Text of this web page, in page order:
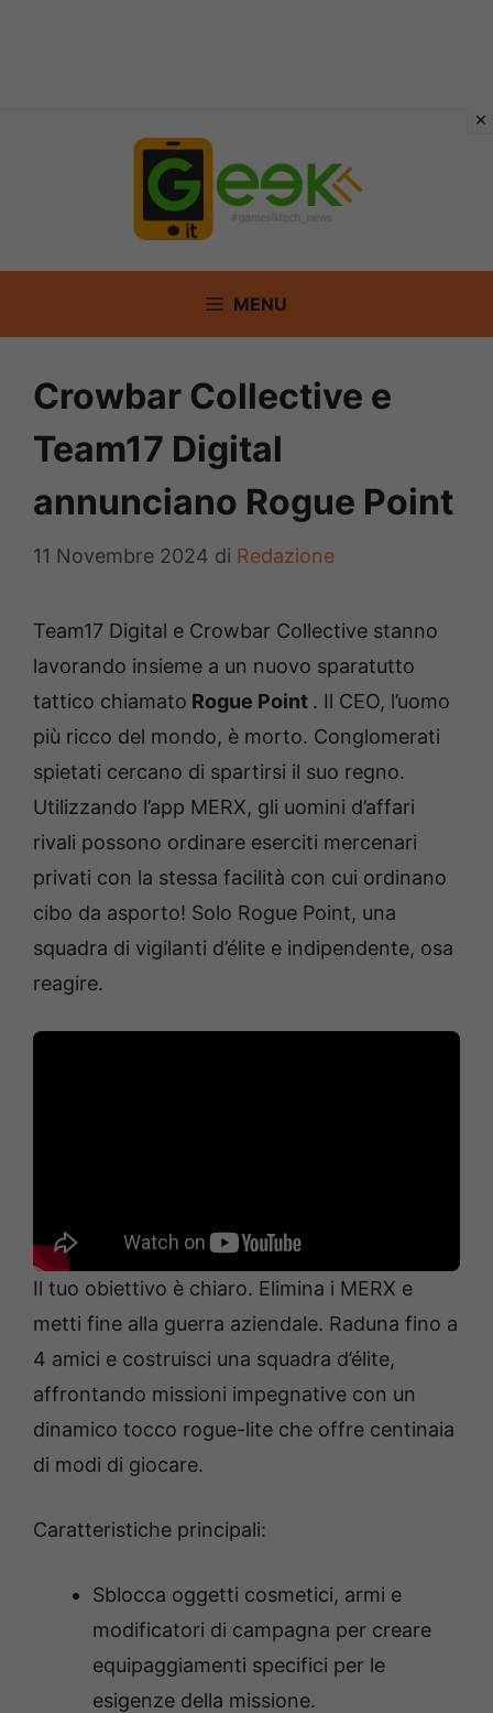
MENU
Crowbar Collective e
Team17 Digital
annunciano Rogue Point
11 Novembre 2024 di Redazione
Team17 Digital e Crowbar Collective stanno
lavorando insieme a un nuovo sparatutto
tattico chiamato Rogue Point . Il CEO, l’uomo
più ricco del mondo, è morto. Conglomerati
spietati cercano di spartirsi il suo regno.
Utilizzando l’app MERX, gli uomini d’affari
rivali possono ordinare eserciti mercenari
privati ​​con la stessa facilità con cui ordinano
cibo da asporto! Solo Rogue Point, una
squadra di vigilanti d’élite e indipendente, osa
reagire.
Il tuo obiettivo è chiaro. Elimina i MERX e
metti fine alla guerra aziendale. Raduna fino a
4 amici e costruisci una squadra d’élite,
affrontando missioni impegnative con un
dinamico tocco rogue-lite che offre centinaia
di modi di giocare.
Caratteristiche principali:
Sblocca oggetti cosmetici, armi e
modificatori di campagna per creare
equipaggiamenti specifici per le
esigenze della missione.